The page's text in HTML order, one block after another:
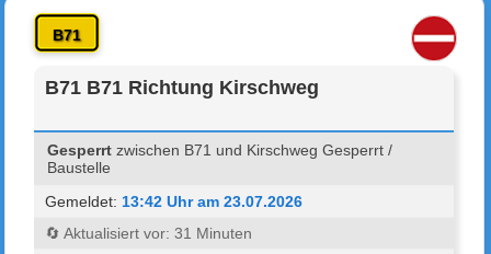
B71
B71 B71 Richtung Kirschweg
Gesperrt zwischen B71 und Kirschweg Gesperrt /
Baustelle
Gemeldet: 13:42 Uhr am 23.07.2026
🔄 Aktualisiert vor: 31 Minuten